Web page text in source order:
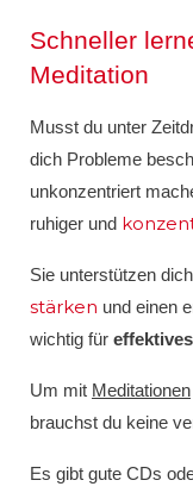
Schneller
Meditation
Musst du unter
dich Probleme
unkonzentriert
ruhiger und
Sie unterstützen
stärken und einen
wichtig für
Um mit Meditationen
brauchst du keine
Es gibt gute CDs